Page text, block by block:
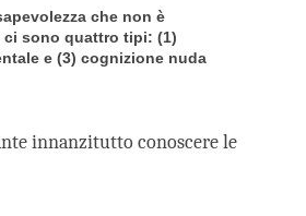
che non è
ci sono quattro tipi: (1)
e (3) cognizione nuda
innanzitutto conoscere le